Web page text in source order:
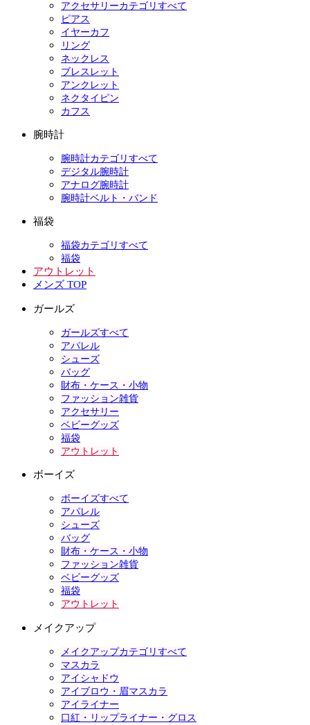
アクセサリーカテゴリすべて
ピアス
イヤーカフ
リング
ネックレス
ブレスレット
アンクレット
ネクタイピン
カフス
腕時計
腕時計カテゴリすべて
デジタル腕時計
アナログ腕時計
腕時計ベルト・バンド
福袋
福袋カテゴリすべて
福袋
アウトレット
メンズ TOP
ガールズ
ガールズすべて
アパレル
シューズ
バッグ
財布・ケース・小物
ファッション雑貨
アクセサリー
ベビーグッズ
福袋
アウトレット
ボーイズ
ボーイズすべて
アパレル
シューズ
バッグ
財布・ケース・小物
ファッション雑貨
ベビーグッズ
福袋
アウトレット
メイクアップ
メイクアップカテゴリすべて
マスカラ
アイシャドウ
アイブロウ・眉マスカラ
アイライナー
口紅・リップライナー・グロス